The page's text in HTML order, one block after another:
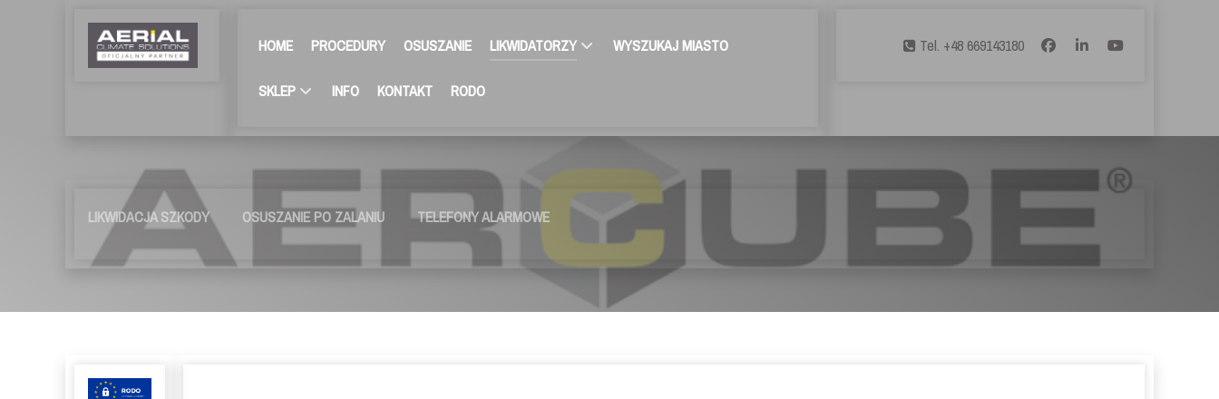
HOME PROCEDURY OSUSZANIE LIKWIDATORZY WYSZUKAJ MIASTO
SKLEP INFO KONTAKT RODO
Tel. +48 669143180
LIKWIDACJA SZKODY OSUSZANIE PO ZALANIU TELEFONY ALARMOWE